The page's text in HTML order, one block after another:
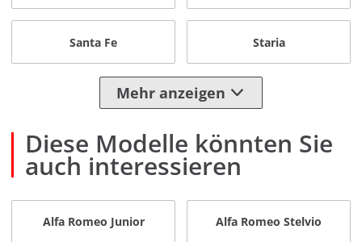
Santa Fe Staria
Mehr anzeigen
Diese Modelle könnten Sie
auch interessieren
Alfa Romeo Junior Alfa Romeo Stelvio